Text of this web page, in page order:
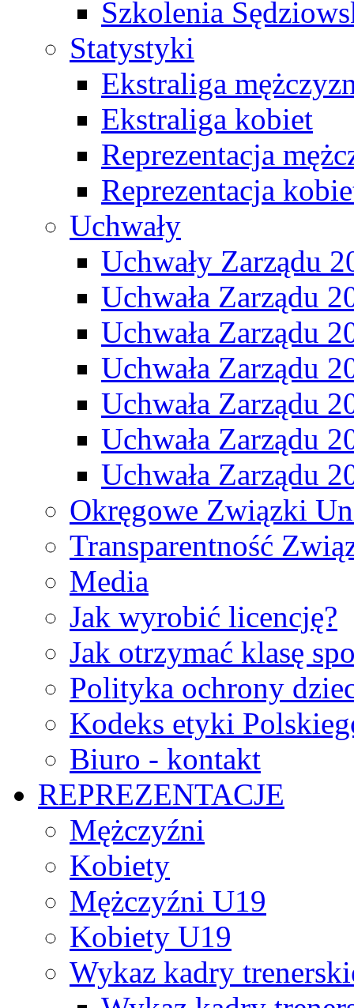
Szkolenia
Statystyki
Ekstraliga
Ekstraliga kobiet
Reprezentacja
Reprezentacja
Uchwały
Uchwały Zarządu
Uchwała Zarządu
Uchwała Zarządu
Uchwała Zarządu
Uchwała Zarządu
Uchwała Zarządu
Uchwała Zarządu
Okręgowe Związki
Transparentność
Media
Jak wyrobić licencję?
Jak otrzymać klasę
Polityka ochrony
Kodeks etyki
Biuro - kontakt
REPREZENTACJE
Mężczyźni
Kobiety
Mężczyźni U19
Kobiety U19
Wykaz kadry